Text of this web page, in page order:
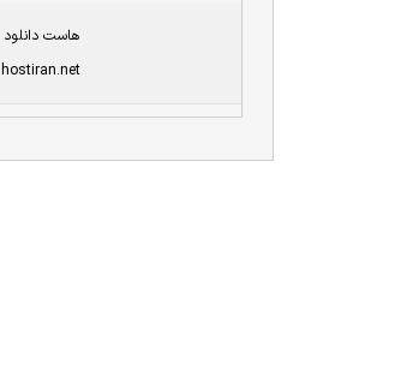
هاست دانلود
hostiran.net